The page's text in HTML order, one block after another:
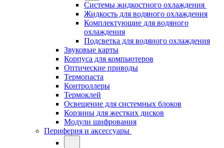
Системы жидкостного охлаждения
Жидкость для водяного охлаждения
Комплектующие для водяного
охлаждения
Подсветка для водяного охлаждения
Звуковые карты
Корпуса для компьютеров
Оптические приводы
Термопаста
Контроллеры
Термоклей
Освещение для системных блоков
Корзины для жестких дисков
Модули шифрования
Периферия и аксессуары